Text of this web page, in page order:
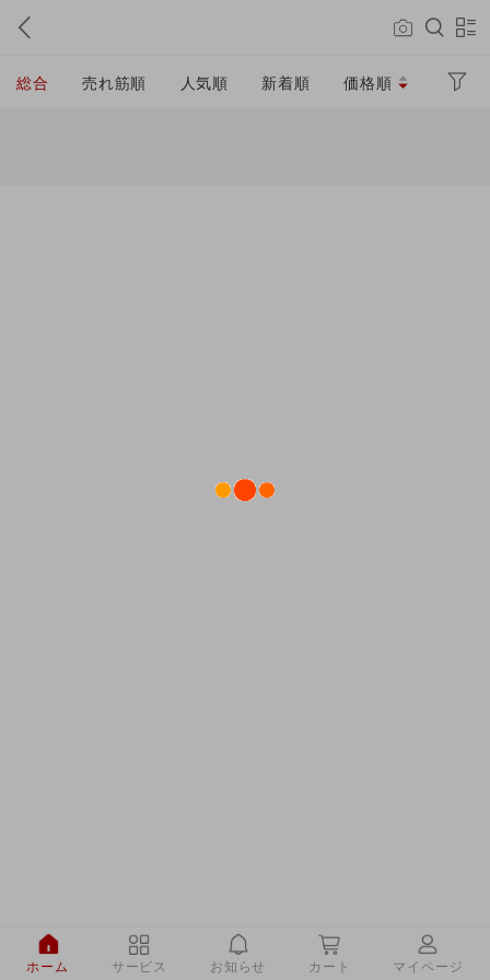
総合 売れ筋順 人気順 新着順 価格順
ホーム サービス お知らせ カート マイページ